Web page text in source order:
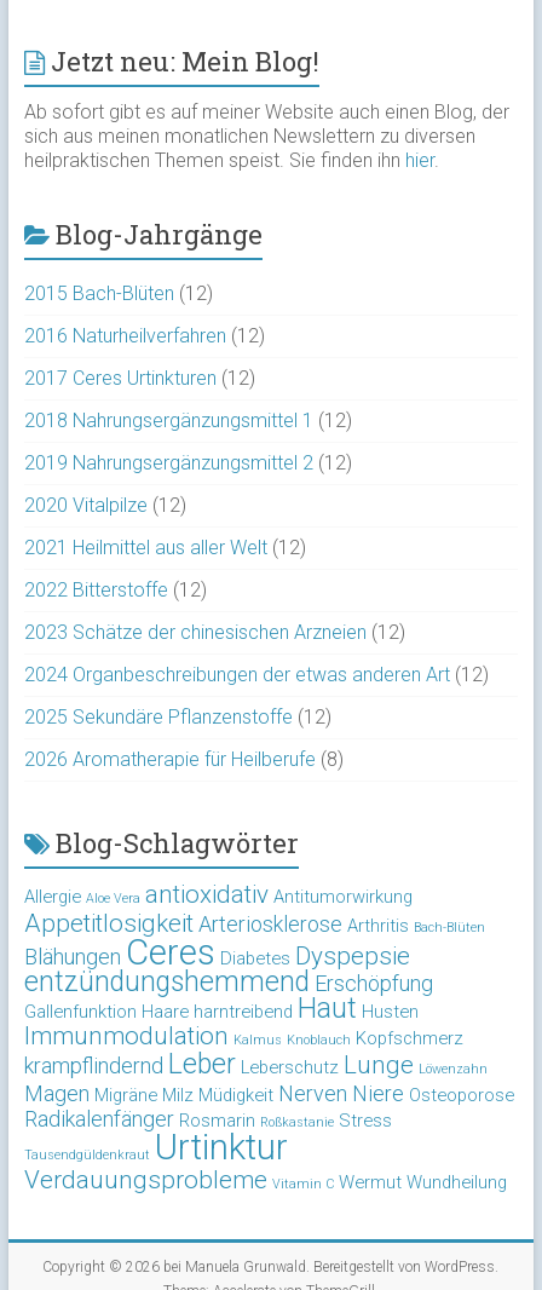
Jetzt neu: Mein Blog!
Ab sofort gibt es auf meiner Website auch einen Blog, der
sich aus meinen monatlichen Newslettern zu diversen
heilpraktischen Themen speist. Sie finden ihn hier.
Blog-Jahrgänge
2015 Bach-Blüten (12)
2016 Naturheilverfahren (12)
2017 Ceres Urtinkturen (12)
2018 Nahrungsergänzungsmittel 1 (12)
2019 Nahrungsergänzungsmittel 2 (12)
2020 Vitalpilze (12)
2021 Heilmittel aus aller Welt(12)
2022 Bitterstoffe (12)
2023 Schätze der chinesischen Arzneien (12)
2024 Organbeschreibungen der etwas anderen Art(12)
2025 Sekundäre Pflanzenstoffe (12)
2026 Aromatherapie für Heilberufe (8)
Blog-Schlagwörter
Allergie Aloe Vera antioxidativ Antitumorwirkung
Appetitlosigkeit Arteriosklerose Arthritis Bach-Blüten
Blähungen Ceres Diabetes Dyspepsie
entzündungshemmend Erschöpfung
Gallenfunktion Haare harntreibend Haut Husten
Immunmodulation Kalmus Knoblauch Kopfschmerz
krampflindernd Leber Leberschutz Lunge Löwenzahn
Magen Migräne Milz Müdigkeit Nerven Niere Osteoporose
Radikalenfänger Rosmarin Roßkastanie Stress
Tausendgüldenkraut Urtinktur
Verdauungsprobleme Vitamin C Wermut Wundheilung
Copyright © 2026 bei Manuela Grunwald . Bereitgestellt vonWordPress